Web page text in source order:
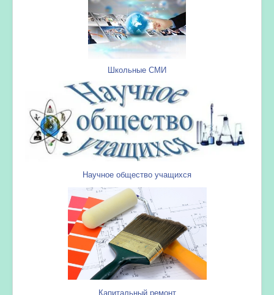
Школьные СМИ
Научное общество учащихся
Капитальный ремонт